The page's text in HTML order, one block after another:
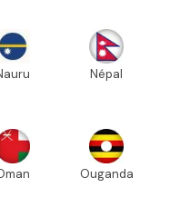
Népal
Ouganda